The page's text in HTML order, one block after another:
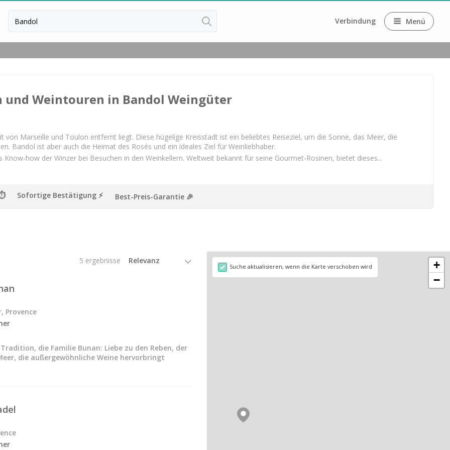
Verbindung Menü
Weingut Übernachtung Bordeaux
Weingut Übernachtung Champagne
und Weintouren in Bandol Weingüter
von Marseille und Toulon entfernt liegt. Diese hügelige Kreisstadt ist ein beliebtes Reiseziel, um die Sonne, das Meer, die
Bandol ist aber auch die Heimat des Rosés und ein ideales Ziel für Weinliebhaber.
how der Winzer bei Besuchen in den Weinkellern. Weltweit bekannt für seine Gourmet-Rosinen, bietet dieses...
Sofortige Bestätigung ⚡️ Best-Preis-Garantie 🎉
5 ergebnisse
Provence
die Familie Bunan: Liebe zu den Reben, der
die außergewöhnliche Weine hervorbringt
+
−
Suche aktualisieren, wenn die Karte verschoben wird